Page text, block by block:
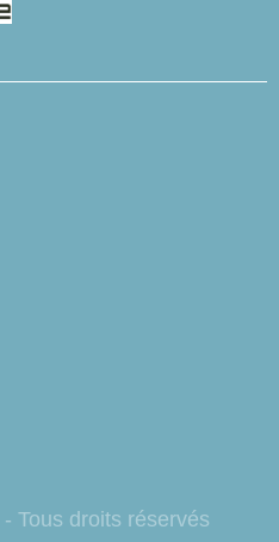
Tous droits réservés